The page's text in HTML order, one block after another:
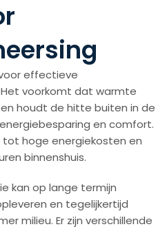
effectieve
voorkomt dat warmte
houdt de hitte buiten in de
en comfort.
hoge energiekosten en
binnenshuis.
kan op lange termijn
en tegelijkertijd
milieu. Er zijn verschillende